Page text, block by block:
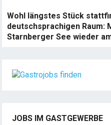
Wohl längstes Stück
deutschsprachigen Raum:
Starnberger See wieder
JOBS IM GASTGEWERBE